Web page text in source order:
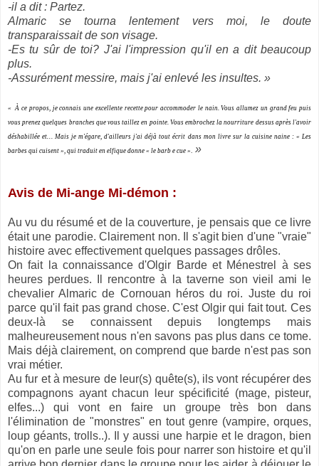
-il a dit : Partez.
Almaric se tourna lentement vers moi, le doute
transparaissait de son visage.
-Es tu sûr de toi? J'ai l'impression qu'il en a dit beaucoup
plus.
-Assurément messire, mais j'ai enlevé les insultes. »
« À ce propos, je connais une excellente recette pour accommoder le nain. Vous allumez un grand feu puis
vous prenez quelques branches que vous taillez en pointe. Vous embrochez la nourriture dessus après l'avoir
déshabillée et… Mais je m'égare, d'ailleurs j'ai déjà tout écrit dans mon livre sur la cuisine naine : « Les
barbes qui cuisent », qui traduit en elfique donne « le barb e cue ». »
Avis de Mi-ange Mi-démon :
Au vu du résumé et de la couverture, je pensais que ce livre
était une parodie. Clairement non. Il s'agit bien d'une "vraie"
histoire avec effectivement quelques passages drôles.
On fait la connaissance d'Olgir Barde et Ménestrel à ses
heures perdues. Il rencontre à la taverne son vieil ami le
chevalier Almaric de Cornouan héros du roi. Juste du roi
parce qu'il fait pas grand chose. C'est Olgir qui fait tout. Ces
deux-là se connaissent depuis longtemps mais
malheureusement nous n'en savons pas plus dans ce tome.
Mais déjà clairement, on comprend que barde n'est pas son
vrai métier.
Au fur et à mesure de leur(s) quête(s), ils vont récupérer des
compagnons ayant chacun leur spécificité (mage, pisteur,
elfes...) qui vont en faire un groupe très bon dans
l'élimination de "monstres" en tout genre (vampire, orques,
loup géants, trolls..). Il y aussi une harpie et le dragon, bien
qu'on en parle une seule fois pour narrer son histoire et qu'il